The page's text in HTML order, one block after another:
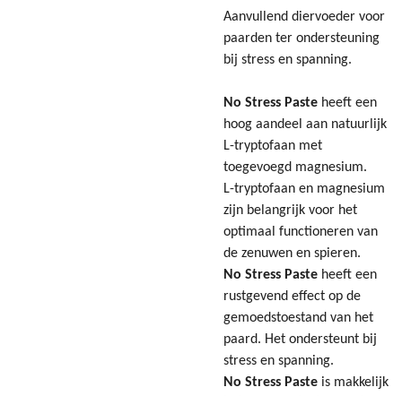
Aanvullend diervoeder voor
paarden ter ondersteuning
bij stress en spanning.
No Stress Paste heeft een
hoog aandeel aan natuurlijk
L-tryptofaan met
toegevoegd magnesium.
L-tryptofaan en magnesium
zijn belangrijk voor het
optimaal functioneren van
de zenuwen en spieren.
No Stress Paste heeft een
rustgevend effect op de
gemoedstoestand van het
paard. Het ondersteunt bij
stress en spanning.
No Stress Paste is makkelijk